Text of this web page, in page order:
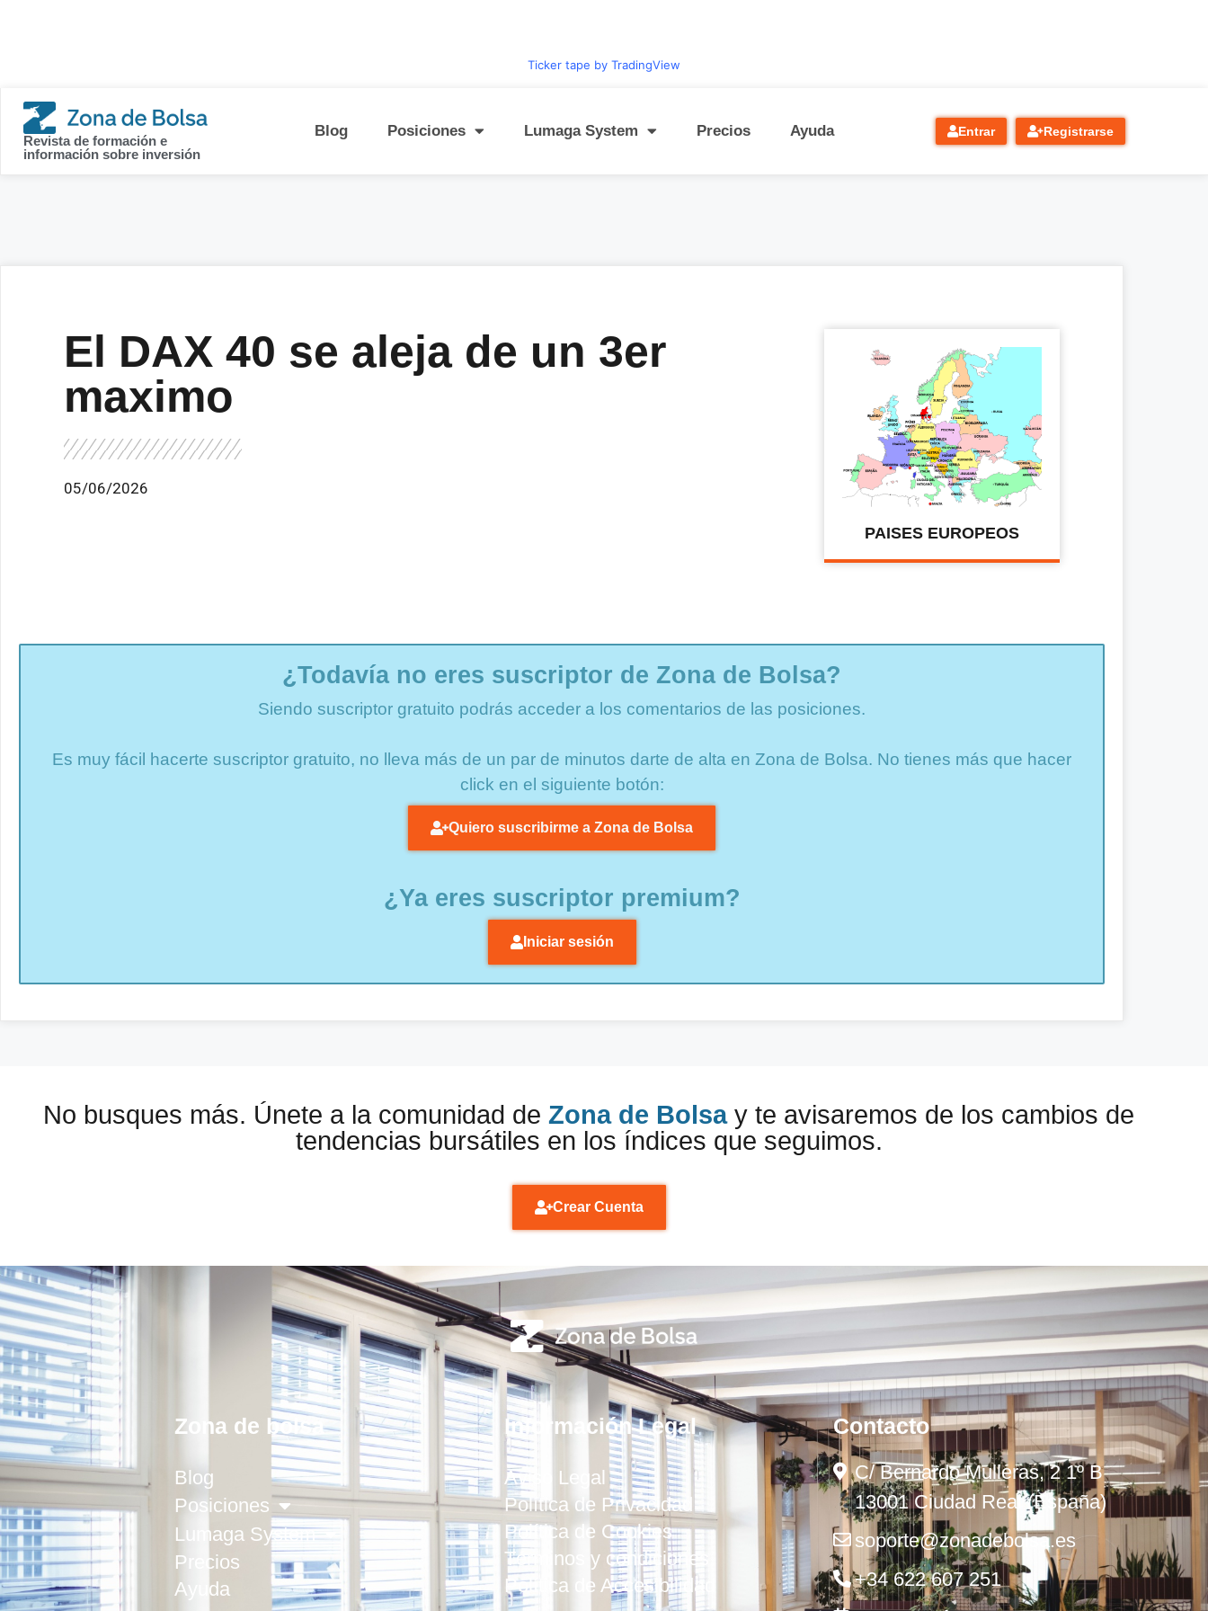
Ticker tape by TradingView
Revista de formación e
información sobre inversión
Blog Posiciones Lumaga System Precios Ayuda Entrar Registrarse
El DAX 40 se aleja de un 3er
maximo
05/06/2026
PAISES EUROPEOS
¿Todavía no eres suscriptor de Zona de Bolsa?
Siendo suscriptor gratuito podrás acceder a los comentarios de las posiciones.
Es muy fácil hacerte suscriptor gratuito, no lleva más de un par de minutos darte de alta en Zona de Bolsa. No tienes más que hacer
click en el siguiente botón:
Quiero suscribirme a Zona de Bolsa
¿Ya eres suscriptor premium?
Iniciar sesión
No busques más. Únete a la comunidad de Zona de Bolsay te avisaremos de los cambios de
tendencias bursátiles en los índices que seguimos.
Crear Cuenta
Zona de bolsa
Blog
Posiciones
Lumaga System
Precios
Ayuda
Información Legal
Aviso Legal
Política de Privacidad
Política de Cookies
Términos y condiciones
Política de Accesibilidad
Contacto
C/ Bernardo Mulleras, 2 1º B
13001 Ciudad Real (España)
soporte@zonadebolsa.es
+34 622 607 251